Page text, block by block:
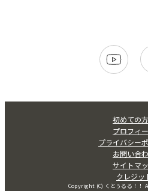
初めての
プロフィ
プライバシー
お問い合
サイトマ
クレジッ
Copyright (C) くとぅるる！！